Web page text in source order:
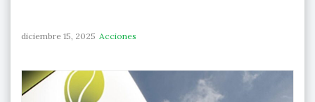
diciembre 15, 2025 Acciones